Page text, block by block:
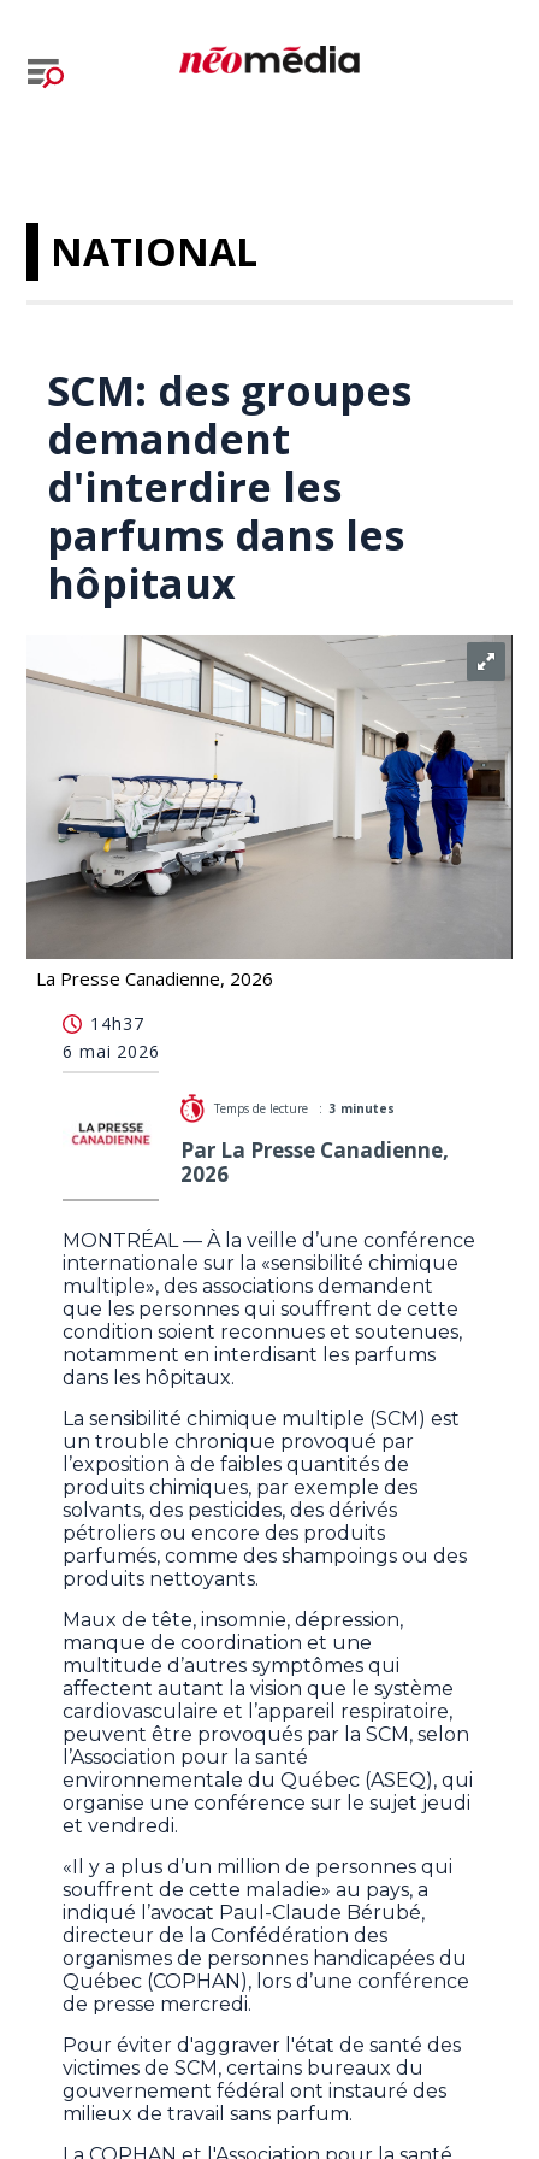
NATIONAL
SCM: des groupes
demandent
d'interdire les
parfums dans les
hôpitaux
La Presse Canadienne, 2026
parfums dans les hôpitaux
14h37
6 mai 2026
Temps de lecture :3 minutes
Par La Presse Canadienne,
2026
MONTRÉAL — À la veille d’une conférence
internationale sur la «sensibilité chimique
multiple», des associations demandent
que les personnes qui souffrent de cette
condition soient reconnues et soutenues,
notamment en interdisant les parfums
dans les hôpitaux.
La sensibilité chimique multiple (SCM) est
un trouble chronique provoqué par
l’exposition à de faibles quantités de
produits chimiques, par exemple des
solvants, des pesticides, des dérivés
pétroliers ou encore des produits
parfumés, comme des shampoings ou des
produits nettoyants.
Maux de tête, insomnie, dépression,
manque de coordination et une
multitude d’autres symptômes qui
affectent autant la vision que le système
cardiovasculaire et l’appareil respiratoire,
peuvent être provoqués par la SCM, selon
l’Association pour la santé
environnementale du Québec (ASEQ), qui
organise une conférence sur le sujet jeudi
et vendredi.
«Il y a plus d’un million de personnes qui
souffrent de cette maladie» au pays, a
indiqué l’avocat Paul-Claude Bérubé,
directeur de la Confédération des
organismes de personnes handicapées du
Québec (COPHAN), lors d’une conférence
de presse mercredi.
Pour éviter d'aggraver l'état de santé des
victimes de SCM, certains bureaux du
gouvernement fédéral ont instauré des
milieux de travail sans parfum.
La COPHAN et l'Association pour la santé